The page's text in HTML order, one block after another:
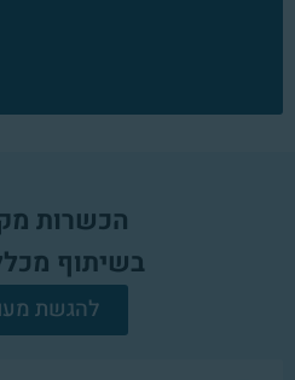
הכשרות
בשיתוף
להגשת